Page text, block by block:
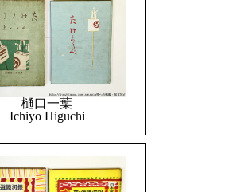
樋口一葉
Ichiyo Higuchi